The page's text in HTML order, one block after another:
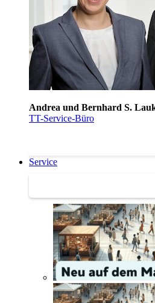
Andrea und Bernhard S.
TT-Service-Büro
Service